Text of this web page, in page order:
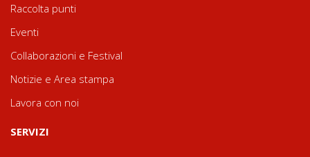
Raccolta punti
Eventi
Collaborazioni e Festival
Notizie e Area stampa
Lavora con noi
SERVIZI